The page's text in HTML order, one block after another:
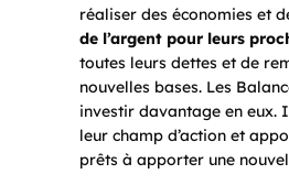
réaliser des économies et
de l’argent pour leurs
toutes leurs dettes et de
nouvelles bases. Les
investir davantage en eux.
leur champ d’action et
prêts à apporter une